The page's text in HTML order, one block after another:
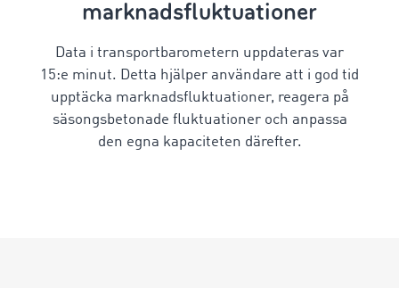
marknadsfluktuationer
Data i transportbarometern uppdateras var
15:e minut. Detta hjälper användare att i god tid
upptäcka marknadsfluktuationer, reagera på
säsongsbetonade fluktuationer och anpassa
den egna kapaciteten därefter.